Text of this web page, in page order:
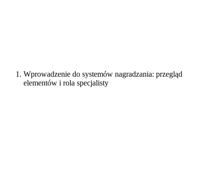
Wprowadzenie do systemów nagradzania: przegląd
elementów i rola specjalisty